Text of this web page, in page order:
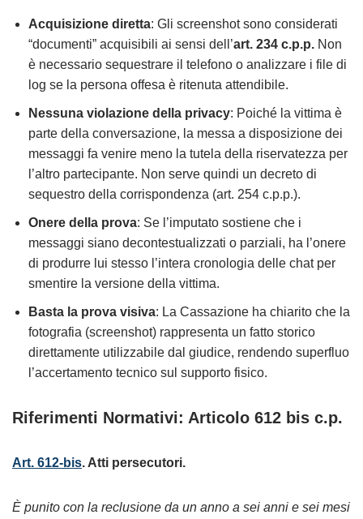
Acquisizione diretta: Gli screenshot sono considerati
“documenti” acquisibili ai sensi dell’art. 234 c.p.p. Non
è necessario sequestrare il telefono o analizzare i file di
log se la persona offesa è ritenuta attendibile.
Nessuna violazione della privacy: Poiché la vittima è
parte della conversazione, la messa a disposizione dei
messaggi fa venire meno la tutela della riservatezza per
l’altro partecipante. Non serve quindi un decreto di
sequestro della corrispondenza (art. 254 c.p.p.).
Onere della prova: Se l’imputato sostiene che i
messaggi siano decontestualizzati o parziali, ha l’onere
di produrre lui stesso l’intera cronologia delle chat per
smentire la versione della vittima.
Basta la prova visiva: La Cassazione ha chiarito che la
fotografia (screenshot) rappresenta un fatto storico
direttamente utilizzabile dal giudice, rendendo superfluo
l’accertamento tecnico sul supporto fisico.
Riferimenti Normativi: Articolo 612 bis c.p.
Art. 612-bis. Atti persecutori.
È punito con la reclusione da un anno a sei anni e sei mesi